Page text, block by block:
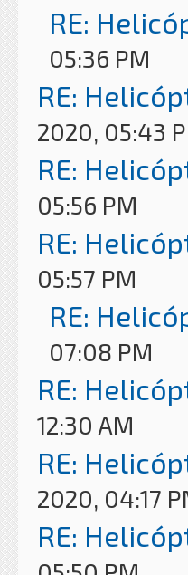
RE:
05:36 PM
RE:
2020, 05:43
RE:
05:56 PM
RE:
05:57 PM
RE:
07:08 PM
RE:
12:30 AM
RE:
2020, 04:17
RE: